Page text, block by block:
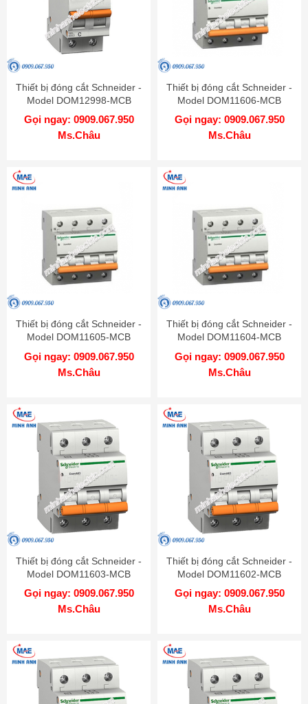
Thiết bị đóng cắt Schneider -
Model DOM12998-MCB
Gọi ngay: 0909.067.950
Ms.Châu
Thiết bị đóng cắt Schneider -
Model DOM11606-MCB
Gọi ngay: 0909.067.950
Ms.Châu
Thiết bị đóng cắt Schneider -
Model DOM11605-MCB
Gọi ngay: 0909.067.950
Ms.Châu
Thiết bị đóng cắt Schneider -
Model DOM11604-MCB
Gọi ngay: 0909.067.950
Ms.Châu
Thiết bị đóng cắt Schneider -
Model DOM11603-MCB
Gọi ngay: 0909.067.950
Ms.Châu
Thiết bị đóng cắt Schneider -
Model DOM11602-MCB
Gọi ngay: 0909.067.950
Ms.Châu